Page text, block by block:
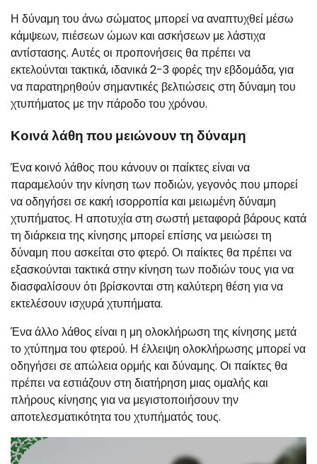
Η δύναμη του άνω σώματος μπορεί να αναπτυχθεί μέσω
κάμψεων, πιέσεων ώμων και ασκήσεων με λάστιχα
αντίστασης. Αυτές οι προπονήσεις θα πρέπει να
εκτελούνται τακτικά, ιδανικά 2-3 φορές την εβδομάδα, για
να παρατηρηθούν σημαντικές βελτιώσεις στη δύναμη του
χτυπήματος με την πάροδο του χρόνου.
Κοινά λάθη που μειώνουν τη δύναμη
Ένα κοινό λάθος που κάνουν οι παίκτες είναι να
παραμελούν την κίνηση των ποδιών, γεγονός που μπορεί
να οδηγήσει σε κακή ισορροπία και μειωμένη δύναμη
χτυπήματος. Η αποτυχία στη σωστή μεταφορά βάρους κατά
τη διάρκεια της κίνησης μπορεί επίσης να μειώσει τη
δύναμη που ασκείται στο φτερό. Οι παίκτες θα πρέπει να
εξασκούνται τακτικά στην κίνηση των ποδιών τους για να
διασφαλίσουν ότι βρίσκονται στη καλύτερη θέση για να
εκτελέσουν ισχυρά χτυπήματα.
Ένα άλλο λάθος είναι η μη ολοκλήρωση της κίνησης μετά
το χτύπημα του φτερού. Η έλλειψη ολοκλήρωσης μπορεί να
οδηγήσει σε απώλεια ορμής και δύναμης. Οι παίκτες θα
πρέπει να εστιάζουν στη διατήρηση μιας ομαλής και
πλήρους κίνησης για να μεγιστοποιήσουν την
αποτελεσματικότητα του χτυπήματός τους.